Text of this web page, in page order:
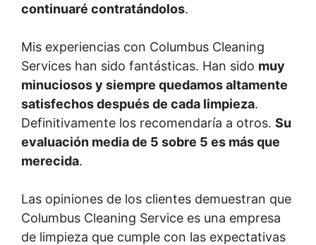
continuaré contratándolos.
Mis experiencias con Columbus Cleaning
Services han sido fantásticas. Han sido muy
minuciosos y siempre quedamos altamente
satisfechos después de cada limpieza.
Definitivamente los recomendaría a otros. Su
evaluación media de 5 sobre 5 es más que
merecida.
Las opiniones de los clientes demuestran que
Columbus Cleaning Service es una empresa
de limpieza que cumple con las expectativas